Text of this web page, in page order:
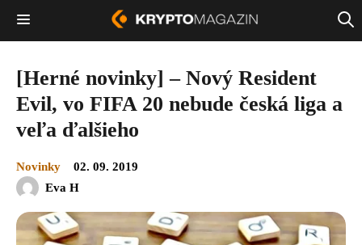
[Herné novinky] – Nový Resident
Evil, vo FIFA 20 nebude česká liga a
veľa ďalšieho
Novinky
02. 09. 2019
Eva H